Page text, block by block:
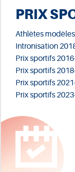
PRIX
Athlètes
Intronisation
Prix sportifs
Prix sportifs
Prix sportifs
Prix sportifs